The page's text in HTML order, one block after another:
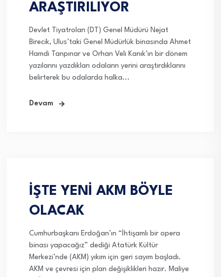
ARAŞTIRILIYOR
Devlet Tiyatroları (DT) Genel Müdürü Nejat
Birecik, Ulus’taki Genel Müdürlük binasında Ahmet
Hamdi Tanpınar ve Orhan Veli Kanık’ın bir dönem
yazılarını yazdıkları odaların yerini araştırdıklarını
belirterek bu odalarda halka...
Devam
İŞTE YENİ AKM BÖYLE
OLACAK
Cumhurbaşkanı Erdoğan’ın “İhtişamlı bir opera
binası yapacağız” dediği Atatürk Kültür
Merkezi’nde (AKM) yıkım için geri sayım başladı.
AKM ve çevresi için plan değişiklikleri hazır. Maliye